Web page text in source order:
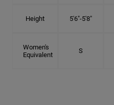
Height 5'6"-5'8"
Women's
Equivalent
S